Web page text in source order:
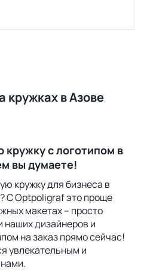
кружках в Азове
кружку с логотипом в
вы думаете!
кружку для бизнеса в
С Optpoligraf это проще
макетах – просто
наших дизайнеров и
на заказ прямо сейчас!
увлекательным и